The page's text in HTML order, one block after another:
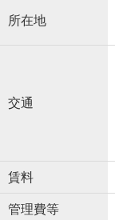
所在地
交通
賃料
管理費等